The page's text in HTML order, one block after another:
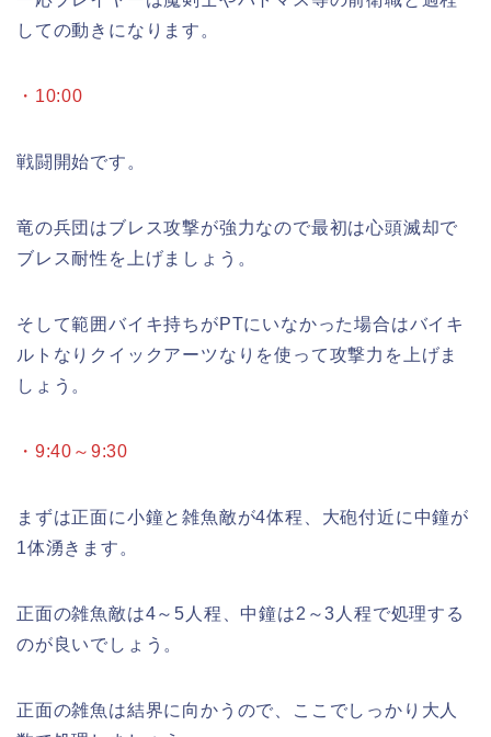
しての動きになります。
・10:00
戦闘開始です。
竜の兵団はブレス攻撃が強力なので最初は心頭滅却で
ブレス耐性を上げましょう。
そして範囲バイキ持ちがPTにいなかった場合はバイキ
ルトなりクイックアーツなりを使って攻撃力を上げま
しょう。
・9:40～9:30
まずは正面に小鐘と雑魚敵が4体程、大砲付近に中鐘が
1体湧きます。
正面の雑魚敵は4～5人程、中鐘は2～3人程で処理する
のが良いでしょう。
正面の雑魚は結界に向かうので、ここでしっかり大人